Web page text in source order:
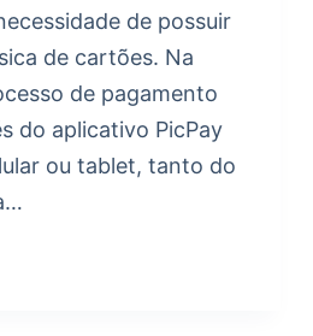
de possuir
de cartões. Na
de pagamento
do aplicativo PicPay
ou tablet, tanto do